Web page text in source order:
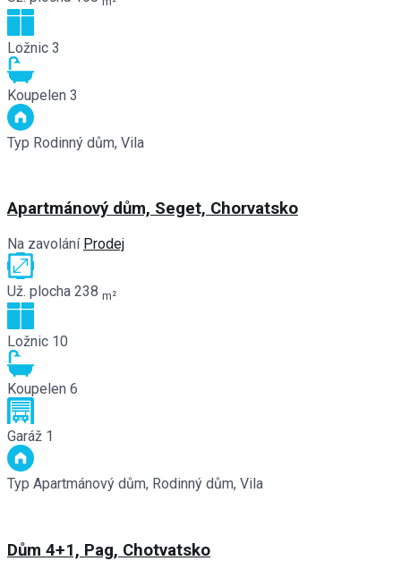
Ložnic 3
Koupelen 3
Typ Rodinný dům, Vila
Apartmánový dům, Seget, Chorvatsko
Na zavolání Prodej
Už. plocha 238 m²
Ložnic 10
Koupelen 6
Garáž 1
Typ Apartmánový dům, Rodinný dům, Vila
Dům 4+1, Pag, Chotvatsko